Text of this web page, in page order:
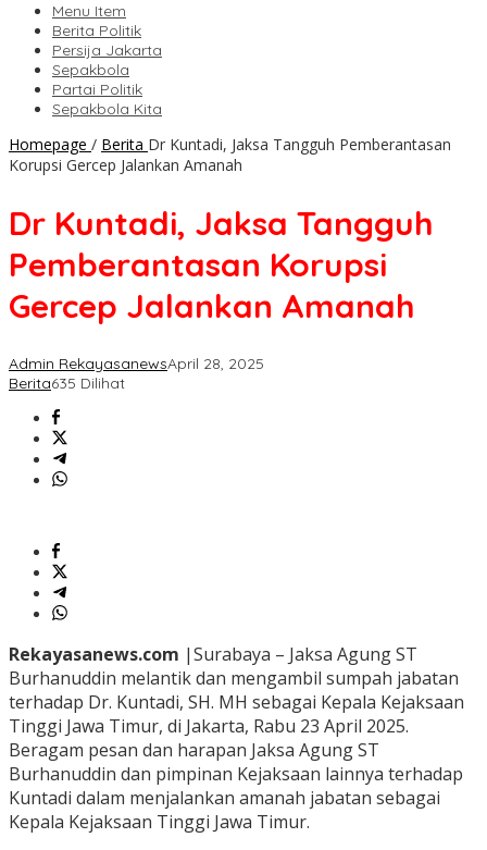
Menu Item
Berita Politik
Persija Jakarta
Sepakbola
Partai Politik
Sepakbola Kita
Homepage / Berita Dr Kuntadi, Jaksa Tangguh Pemberantasan
Korupsi Gercep Jalankan Amanah
Dr Kuntadi, Jaksa Tangguh
Pemberantasan Korupsi
Gercep Jalankan Amanah
Admin RekayasanewsApril 28, 2025
Berita635 Dilihat
Rekayasanews.com |Surabaya – Jaksa Agung ST
Burhanuddin melantik dan mengambil sumpah jabatan
terhadap Dr. Kuntadi, SH. MH sebagai Kepala Kejaksaan
Tinggi Jawa Timur, di Jakarta, Rabu 23 April 2025.
Beragam pesan dan harapan Jaksa Agung ST
Burhanuddin dan pimpinan Kejaksaan lainnya terhadap
Kuntadi dalam menjalankan amanah jabatan sebagai
Kepala Kejaksaan Tinggi Jawa Timur.